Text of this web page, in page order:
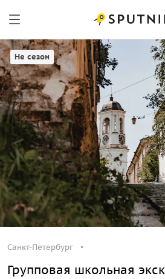
Санкт-Петербург
Не сезон
Санкт-Петербург
Групповая школьная